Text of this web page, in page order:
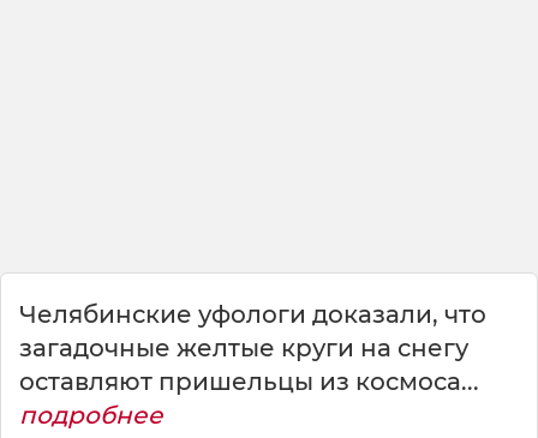
Челябинские уфологи доказали, что
загадочные желтые круги на снегу
оставляют пришельцы из космоса...
подробнее